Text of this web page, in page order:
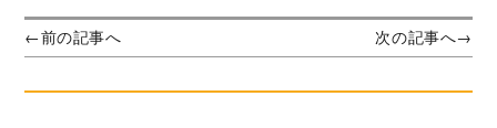
投
稿
ナ
前
の
稿:
←前の記事へ
の
稿:
次の記事へ→